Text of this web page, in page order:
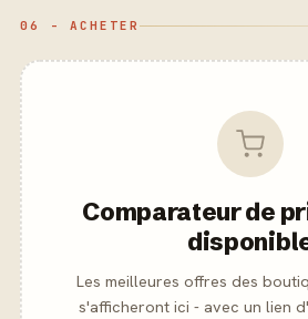
06 - ACHETER
Comparateur de
Les meilleures offres des
s'afficheront ici - avec un lien